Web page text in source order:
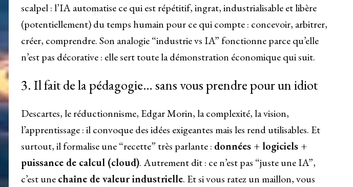
scalpel : l’IA automatise ce qui est répétitif, ingrat, industrialisable et libère
(potentiellement) du temps humain pour ce qui compte : concevoir, arbitrer,
créer, comprendre. Son analogie “industrie vs IA” fonctionne parce qu’elle
n’est pas décorative : elle sert toute la démonstration économique qui suit.
3. Il fait de la pédagogie… sans vous prendre pour un idiot
Descartes, le réductionnisme, Edgar Morin, la complexité, la vision,
l’apprentissage : il convoque des idées exigeantes mais les rend utilisables. Et
surtout, il formalise une “recette” très parlante : données + logiciels +
puissance de calcul (cloud). Autrement dit : ce n’est pas “juste une IA”,
c’est unechaîne de valeur industrielle. Et si vous ratez un maillon, vous